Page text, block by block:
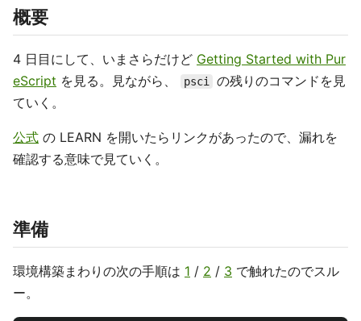
概要
4 日目にして、いまさらだけど Getting Started with Pur
eScript を見る。見ながら、 psci
の残りのコマンドを見
ていく。
公式 の LEARN を開いたらリンクがあったので、漏れを
確認する意味で見ていく。
準備
環境構築まわりの次の手順は 1 / 2 / 3 で触れたのでスル
ー。